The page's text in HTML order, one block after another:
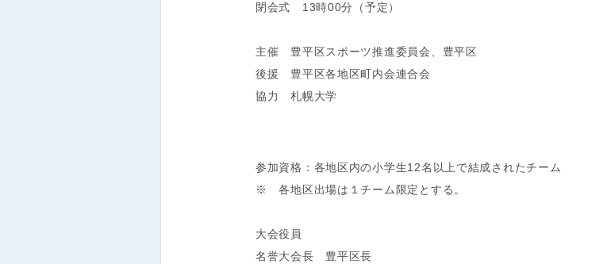
閉会式 13時00分（予定）
主催 豊平区スポーツ推進委員会、豊平区
後援 豊平区各地区町内会連合会
協力 札幌大学
参加資格：各地区内の小学生12名以上で結成されたチーム
※ 各地区出場は１チーム限定とする。
大会役員
名誉大会長 豊平区長